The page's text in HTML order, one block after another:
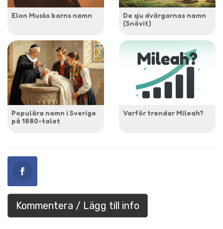
Elon Musks barns namn
De sju dvärgarnas namn
(Snövit)
Populära namn i Sverige
på 1880-talet
Varför trendar Mileah?
Kommentera / Lägg till info